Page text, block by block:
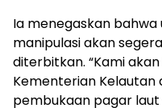
Ia menegaskan
manipulasi akan
diterbitkan. “Kami
Kementerian Kelautan
pembukaan pagar